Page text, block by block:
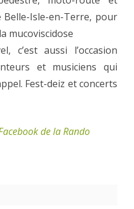
Belle-Isle-en-Terre, pour
mucoviscidose
c’est aussi l’occasion
et musiciens qui
Fest-deiz et concerts
de la Rando